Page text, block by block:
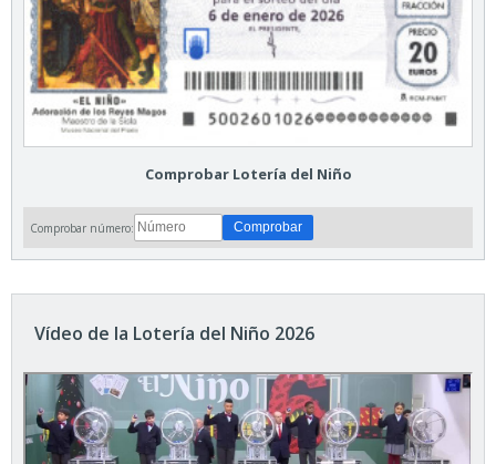
Comprobar Lotería del Niño
Comprobar número:
Vídeo de la Lotería del Niño 2026